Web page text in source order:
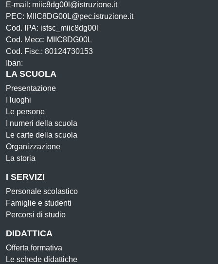
E-mail: miic8dg00l@istruzione.it
PEC: MIIC8DG00L@pec.istruzione.it
Cod. IPA: istsc_miic8dg00l
Cod. Mecc: MIIC8DG00L
Cod. Fisc.: 80124730153
Iban:
LA SCUOLA
Presentazione
I luoghi
Le persone
I numeri della scuola
Le carte della scuola
Organizzazione
La storia
I SERVIZI
Personale scolastico
Famiglie e studenti
Percorsi di studio
DIDATTICA
Offerta formativa
Le schede didattiche